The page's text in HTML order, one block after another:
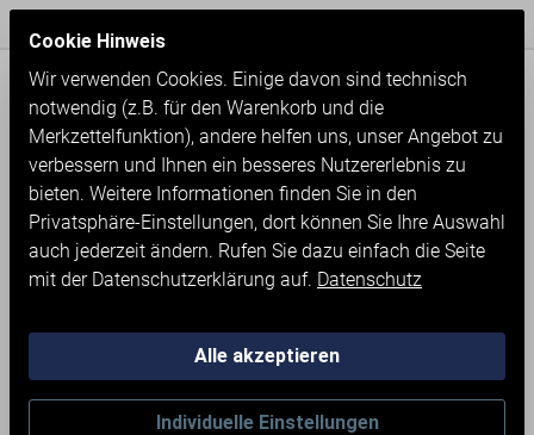
Werkstatteinrichtung
Cookie Hinweis
Wir verwenden Cookies. Einige davon sind technisch
notwendig (z.B. für den Warenkorb und die
Merkzettelfunktion), andere helfen uns, unser Angebot zu
verbessern und Ihnen ein besseres Nutzererlebnis zu
bieten. Weitere Informationen finden Sie in den
Privatsphäre-Einstellungen, dort können Sie Ihre Auswahl
auch jederzeit ändern. Rufen Sie dazu einfach die Seite
mit der Datenschutzerklärung auf. Datenschutz
Individuelle Einstellungen
Alle akzeptieren